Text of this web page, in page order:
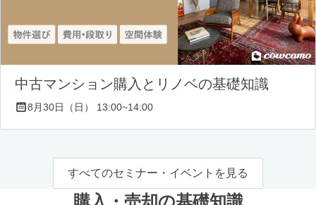
中古マンション購入とリノベの基礎知識
8月30日（日） 13:00~14:00
すべてのセミナー・イベントを見る
購入・売却の基礎知識